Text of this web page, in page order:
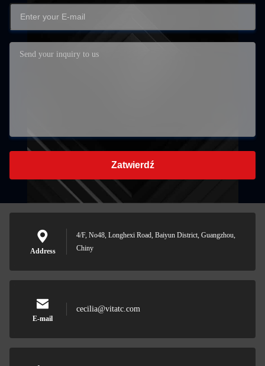
Zatwierdź
Address
4/F, No48, Longhexi Road, Baiyun District, Guangzhou,
Chiny
E-mail
cecilia@vitatc.com